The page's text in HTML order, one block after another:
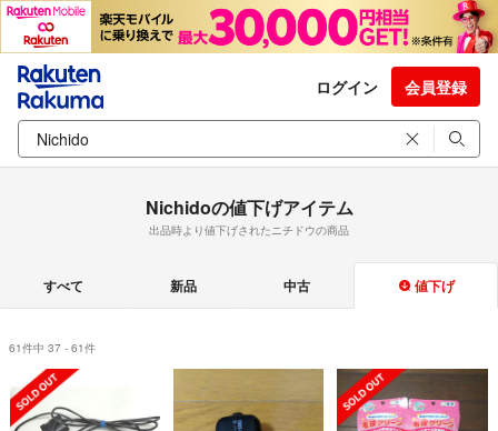
ログイン 会員登録
Nichidoの値下げアイテム
出品時より値下げされたニチドウの商品
すべて 新品 中古 値下げ
61件中 37 - 61件